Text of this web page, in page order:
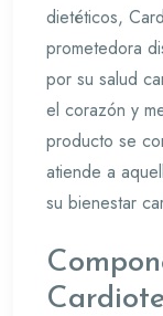
dietéticos,
prometedora
por su salud
el corazón y
producto se
atiende a
su bienestar